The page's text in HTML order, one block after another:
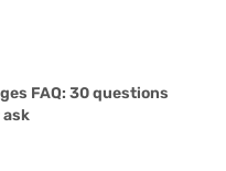
FAQ: 30 questions